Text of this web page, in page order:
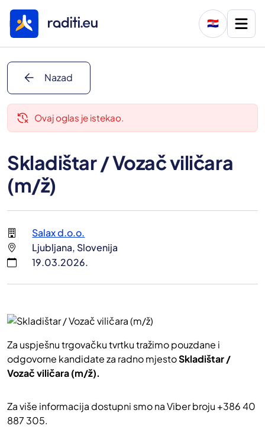
🇭🇷
arrow_back Nazad
delete_history Ovaj oglas je istekao.
Skladištar / Vozač viličara
(m/ž)
Salax d.o.o.
Ljubljana, Slovenija
19.03.2026.
Za uspješnu trgovačku tvrtku tražimo pouzdane i
odgovorne kandidate za radno mjestoSkladištar /
Vozač viličara (m/ž).
Za više informacija dostupni smo na Viber broju +386 40
887 305.